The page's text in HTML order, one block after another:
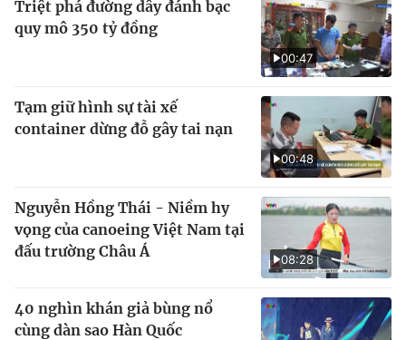
00:47
Triệt phá đường dây đánh bạc
quy mô 350 tỷ đồng
00:48
Tạm giữ hình sự tài xế
container dừng đỗ gây tai nạn
08:28
Nguyễn Hồng Thái - Niềm hy
vọng của canoeing Việt Nam tại
đấu trường Châu Á
40 nghìn khán giả bùng nổ
cùng dàn sao Hàn Quốc